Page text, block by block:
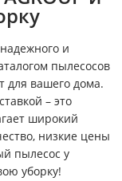
и
пылесосов
для вашего дома.
– это
широкий
низкие цены
пылесос у
уборку!